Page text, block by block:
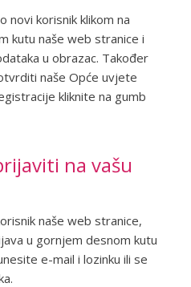
novi korisnik klikom na
kutu naše web stranice i
u obrazac. Također
naše Opće uvjete
kliknite na gumb
na vašu
naše web stranice,
u gornjem desnom kutu
e-mail i lozinku ili se